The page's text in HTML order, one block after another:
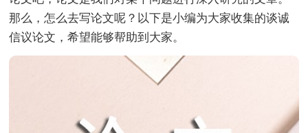
那么，怎么去写论文呢？以下是小编为大家收集的谈诚
信议论文，希望能够帮助到大家。